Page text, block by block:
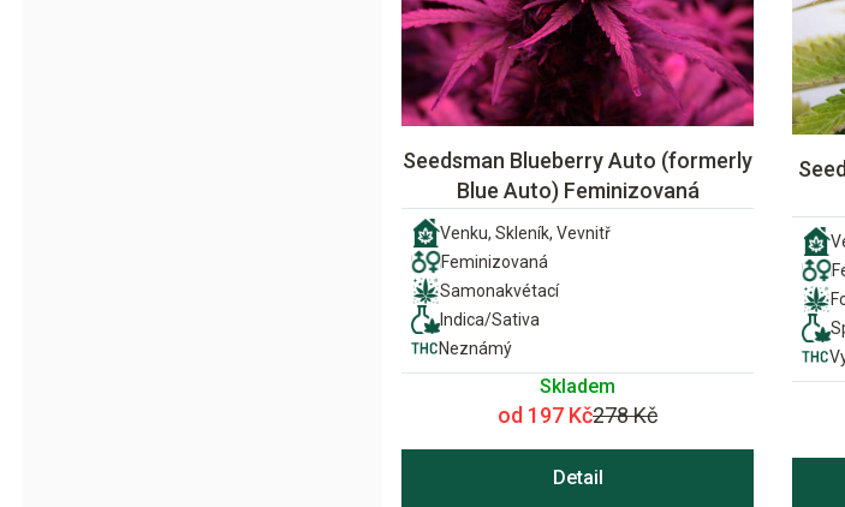
Seedsman Blueberry Auto (formerly
Blue Auto) Feminizovaná
Venku, Skleník, Vevnitř
Feminizovaná
Samonakvétací
Indica/Sativa
Neznámý
Skladem
od 197 Kč278 Kč
Detail